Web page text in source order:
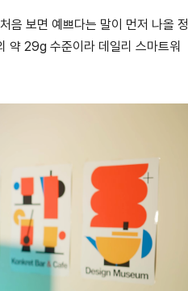
음 보면 예쁘다는 말이 먼저 나올 정
약 29g 수준이라 데일리 스마트워